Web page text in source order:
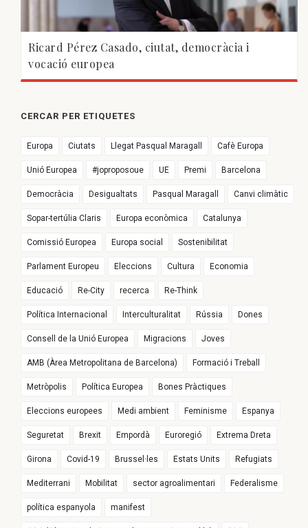
Ricard Pérez Casado, ciutat, democràcia i
vocació europea
CERCAR PER ETIQUETES
Europa Ciutats Llegat Pasqual Maragall Cafè Europa
Unió Europea #joproposoue UE Premi Barcelona
Democràcia Desigualtats Pasqual Maragall Canvi climàtic
Sopar-tertúlia Claris Europa econòmica Catalunya
Comissió Europea Europa social Sostenibilitat
Parlament Europeu Eleccions Cultura Economia
Educació Re-City recerca Re-Think
Política Internacional Interculturalitat Rússia Dones
Consell de la Unió Europea Migracions Joves
AMB (Àrea Metropolitana de Barcelona) Formació i Treball
Metròpolis Política Europea Bones Pràctiques
Eleccions europees Medi ambient Feminisme Espanya
Seguretat Brexit Empordà Euroregió Extrema Dreta
Girona Covid-19 Brussel·les Estats Units Refugiats
Mediterrani Mobilitat sector agroalimentari Federalisme
política espanyola manifest